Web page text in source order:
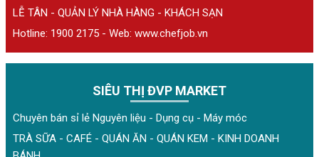
LỄ TÂN - QUẢN LÝ NHÀ HÀNG - KHÁCH SẠN
Hotline: 1900 2175 - Web: www.chefjob.vn
SIÊU THỊ ĐVP MARKET
Chuyên bán sỉ lẻ Nguyên liệu - Dụng cụ - Máy móc
TRÀ SỮA - CAFÉ - QUÁN ĂN - QUÁN KEM - KINH DOANH